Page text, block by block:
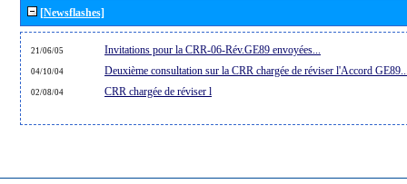
[Newsflashes]
21/06/05 Invitations pour la CRR-06-Rév.GE89 envoyées...
04/10/04 Deuxième consultation sur la CRR chargée de réviser l'Accord
02/08/04 CRR chargée de réviser l